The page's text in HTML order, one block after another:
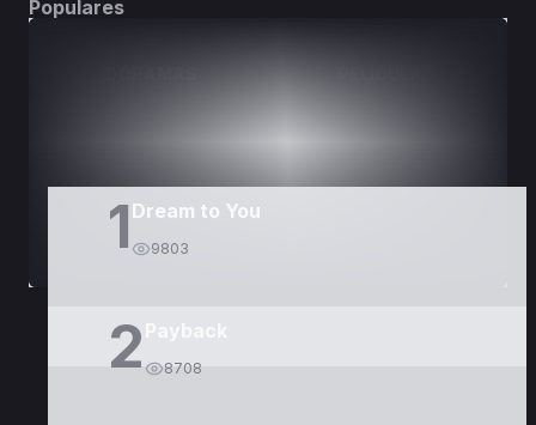
Populares
1 Dream to You
9803
2 8708